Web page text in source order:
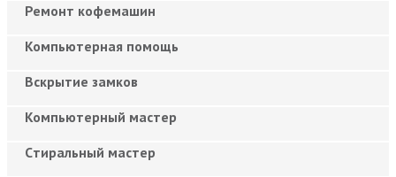
Ремонт кофемашин
Компьютерная помощь
Вскрытие замков
Компьютерный мастер
Cтиральный мастер